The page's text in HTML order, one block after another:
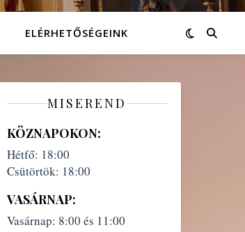
ELÉRHETŐSÉGEINK
MISEREND
KÖZNAPOKON:
Hétfő: 18:00
Csütörtök: 18:00
VASÁRNAP:
Vasárnap: 8:00 és 11:00